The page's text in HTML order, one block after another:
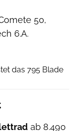
50,
6.A.
das 795 Blade
ab 8.490